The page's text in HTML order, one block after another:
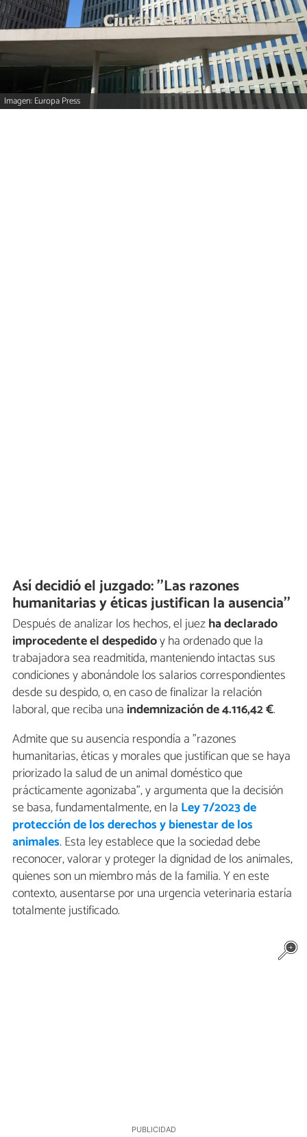
Imagen: Europa Press
Así decidió el juzgado: ''Las razones
humanitarias y éticas justifican la ausencia''
Después de analizar los hechos, el juezha declarado
improcedente el despedidoy ha ordenado que la
trabajadora sea readmitida, manteniendo intactas sus
condiciones y abonándole los salarios correspondientes
desde su despido, o, en caso de finalizar la relación
laboral, que reciba una indemnización de 4.116,42 €.
Admite que su ausencia respondía a "razones
humanitarias, éticas y morales que justifican que se haya
priorizado la salud de un animal doméstico que
prácticamente agonizaba", y argumenta que la decisión
se basa, fundamentalmente, en la Ley 7/2023 de
protección de los derechos y bienestar de los
animales. Esta ley establece que la sociedad debe
reconocer, valorar y proteger la dignidad de los animales,
quienes son un miembro más de la familia. Y en este
contexto, ausentarse por una urgencia veterinaria estaría
totalmente justificado.